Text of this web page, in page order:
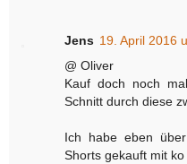
Jens 19. April 2016
@ Oliver
Kauf doch noch
Schnitt durch diese
Ich habe eben
Shorts gekauft mit